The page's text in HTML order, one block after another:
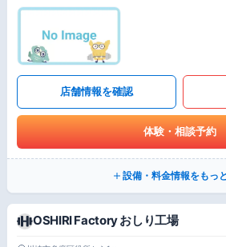
店舗情報を確認
体験・相談予約
設備・料金情報をもっ
OSHIRI Factory おしり工場